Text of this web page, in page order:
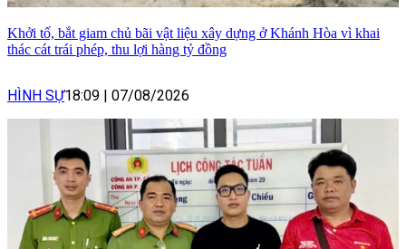
Khởi tố, bắt giam chủ bãi vật liệu xây dựng ở Khánh Hòa vì khai
thác cát trái phép, thu lợi hàng tỷ đồng
HÌNH SỰ18:09 | 07/08/2026